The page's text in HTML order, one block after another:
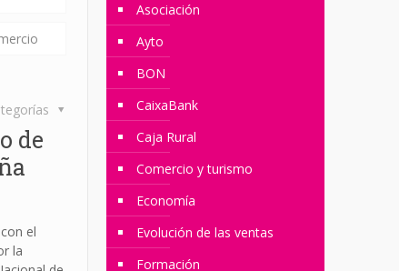
de
el
la
Asociación
Ayto
BON
CaixaBank
Caja Rural
Comercio y turismo
Economía
Evolución de las ventas
Formación